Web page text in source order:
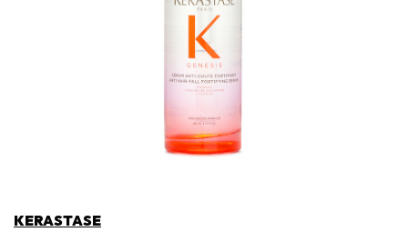
KERASTASE